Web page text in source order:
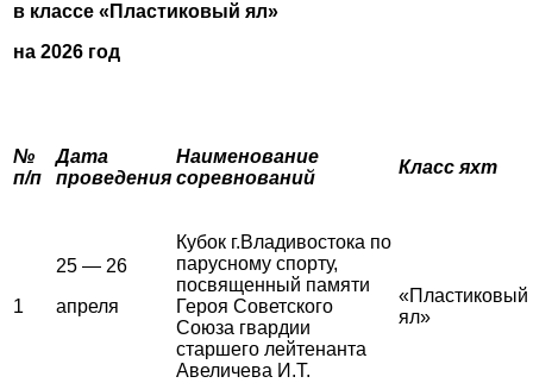
в классе «Пластиковый ял»
на 2026 год
№
п/п
Дата
проведения
Наименование
соревнований
Класс яхт
1
25 — 26
апреля
Кубок г.Владивостока по
парусному спорту,
посвященный памяти
Героя Советского
Союза гвардии
старшего лейтенанта
Авеличева И.Т.
«Пластиковый
ял»